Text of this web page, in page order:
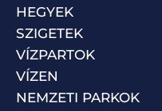
HEGYEK
SZIGETEK
VÍZPARTOK
VÍZEN
NEMZETI PARKOK